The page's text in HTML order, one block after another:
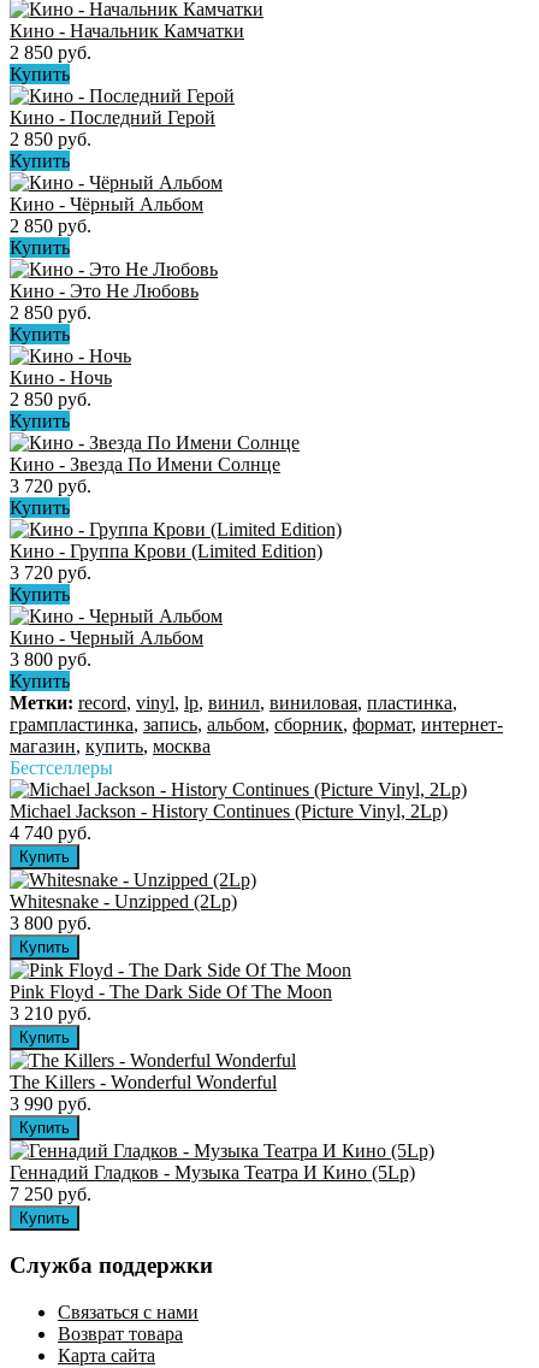
Кино - Начальник Камчатки
2 850 руб.
Купить
Кино - Последний Герой
2 850 руб.
Купить
Кино - Чёрный Альбом
2 850 руб.
Купить
Кино - Это Не Любовь
2 850 руб.
Купить
Кино ‎- Ночь
2 850 руб.
Купить
Кино - Звезда По Имени Солнце
3 720 руб.
Купить
Кино - Группа Крови (Limited Edition)
3 720 руб.
Купить
Кино - Черный Альбом
3 800 руб.
Купить
Метки: record, vinyl, lp, винил, виниловая, пластинка,
грампластинка, запись, альбом, сборник, формат, интернет-
магазин, купить, москва
Бестселлеры
Michael Jackson - History Continues (Picture Vinyl, 2Lp)
4 740 руб.
Whitesnake - Unzipped (2Lp)
3 800 руб.
Pink Floyd - The Dark Side Of The Moon
3 210 руб.
The Killers ‎- Wonderful Wonderful
3 990 руб.
Геннадий Гладков - Музыка Театра И Кино (5Lp)
7 250 руб.
Служба поддержки
Связаться с нами
Возврат товара
Карта сайта